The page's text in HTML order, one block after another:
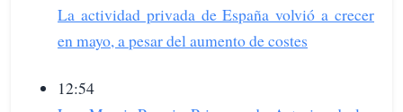
La actividad privada de España volvió a crecer
en mayo, a pesar del aumento de costes
12:54